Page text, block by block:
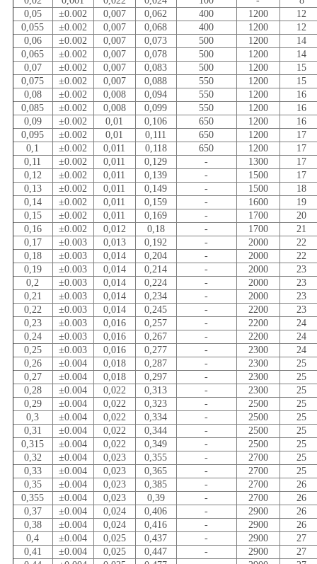
0,05
±0.002 0,007 0,062 400 1200
12
0,055
±0.002 0,007 0,068 400 1200
12
0,06
±0.002 0,007 0,073 500 1200
14
0,065
±0.002 0,007 0,078 500 1200
14
0,07
±0.002 0,007 0,083 500 1200
15
0,075
±0.002 0,007 0,088 550 1200
15
0,08
±0.002 0,008 0,094 550 1200
16
0,085
±0.002 0,008 0,099 550 1200
16
0,09
±0.002 0,01 0,106 650 1200
16
0,095
±0.002 0,01 0,111 650 1200
17
0,1
±0.002 0,011 0,118 650 1200
17
0,11
±0.002 0,011 0,129 - 1300
17
0,12
±0.002 0,011 0,139 - 1500
17
0,13
±0.002 0,011 0,149 - 1500
18
0,14
±0.002 0,011 0,159 - 1600
19
0,15
±0.002 0,011 0,169 - 1700
20
0,16
±0.002 0,012 0,18 - 1700
21
0,17
±0.003 0,013 0,192 - 2000
22
0,18
±0.003 0,014 0,204 - 2000
22
0,19
±0.003 0,014 0,214 - 2000
23
0,2
±0.003 0,014 0,224 - 2000
23
0,21
±0.003 0,014 0,234 - 2000
23
0,22
±0.003 0,014 0,245 - 2200
23
0,23
±0.003 0,016 0,257 - 2200
24
0,24
±0.003 0,016 0,267 - 2200
24
0,25
±0.003 0,016 0,277 - 2300
24
0,26
±0.004 0,018 0,287 - 2300
25
0,27
±0.004 0,018 0,297 - 2300
25
0,28
±0.004 0,022 0,313 - 2300
25
0,29
±0.004 0,022 0,323 - 2500
25
0,3
±0.004 0,022 0,334 - 2500
25
0,31
±0.004 0,022 0,344 - 2500
25
0,315
±0.004 0,022 0,349 - 2500
25
0,32
±0.004 0,023 0,355 - 2700
25
0,33
±0.004 0,023 0,365 - 2700
25
0,35
±0.004 0,023 0,385 - 2700
26
0,355
±0.004 0,023 0,39 - 2700
26
0,37
±0.004 0,024 0,406 - 2900
26
0,38
±0.004 0,024 0,416 - 2900
26
0,4
±0.004 0,025 0,437 - 2900
27
0,41
±0.004 0,025 0,447 - 2900
27